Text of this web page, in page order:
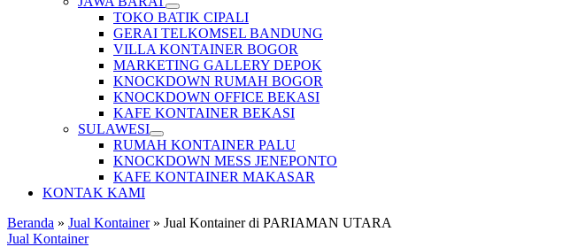
TOKO BATIK CIPALI
GERAI TELKOMSEL BANDUNG
VILLA KONTAINER BOGOR
MARKETING GALLERY DEPOK
KNOCKDOWN RUMAH BOGOR
KNOCKDOWN OFFICE BEKASI
KAFE KONTAINER BEKASI
SULAWESI
RUMAH KONTAINER PALU
KNOCKDOWN MESS JENEPONTO
KAFE KONTAINER MAKASAR
KONTAK KAMI
Beranda » Jual Kontainer » Jual Kontainer di PARIAMAN UTARA
Jual Kontainer